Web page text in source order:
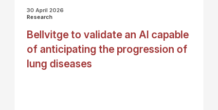
30 April 2026
Research
Bellvitge to validate an AI capable
of anticipating the progression of
lung diseases